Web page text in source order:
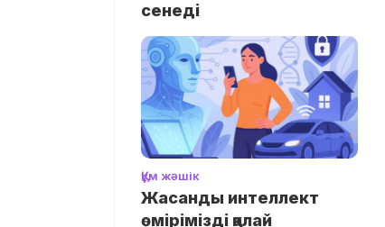
сенеді
Құм жәшік
Жасанды интеллект
өмірімізді қалай